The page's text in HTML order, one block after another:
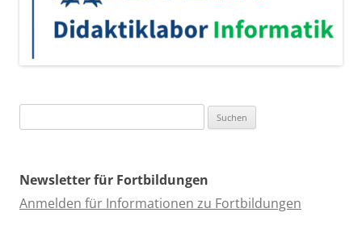
nach:
Newsletter für Fortbildungen
Anmelden für Informationen zu Fortbildungen